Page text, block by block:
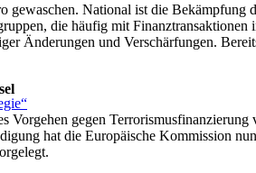
National ist die
die häufig mit
Änderungen und Verschärfungen.
gegen
hat die Europäische Kommission